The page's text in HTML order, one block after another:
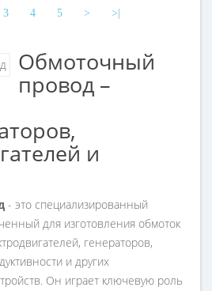
Маркировка
3 4 5 > >|
Обмоточный
провод –
и
- это специализированный
для изготовления обмоток
генераторов,
и других
Он играет ключевую роль